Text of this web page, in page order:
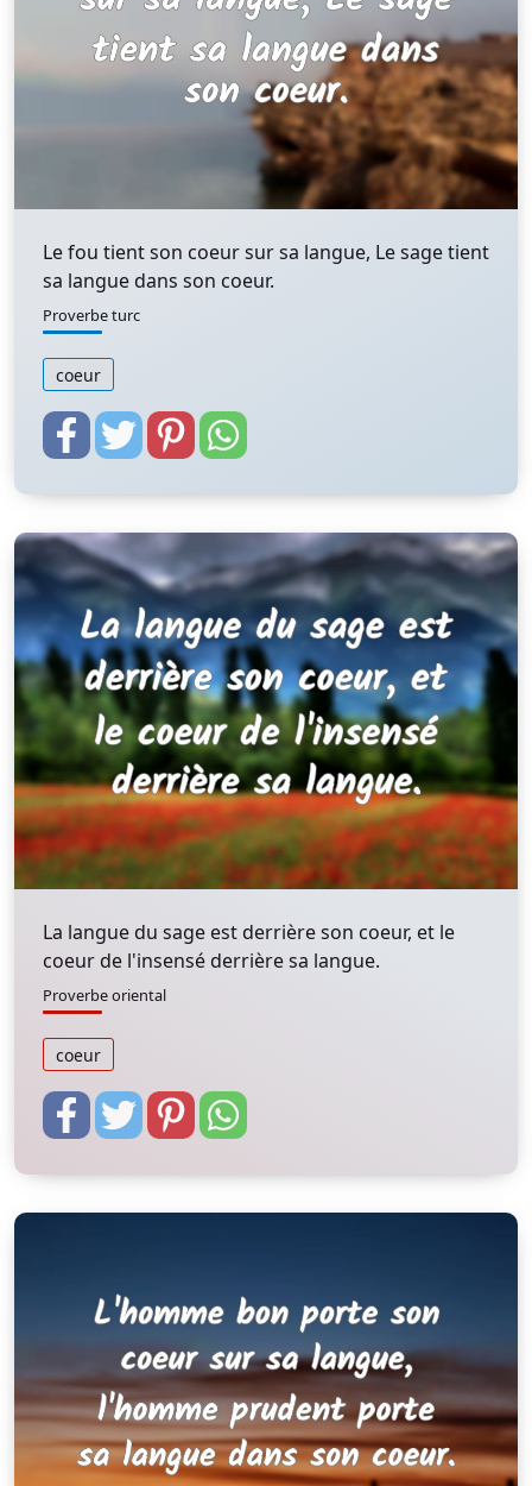
Le fou tient son coeur sur sa langue, Le sage tient
sa langue dans son coeur.
Proverbe turc
coeur
La langue du sage est derrière son coeur, et le
coeur de l'insensé derrière sa langue.
Proverbe oriental
coeur